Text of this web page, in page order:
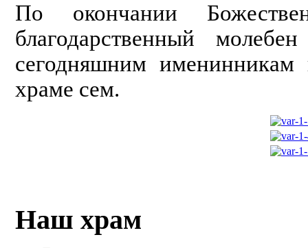
По окончании
благодарственный
сегодняшним
храме сем.
Наш храм